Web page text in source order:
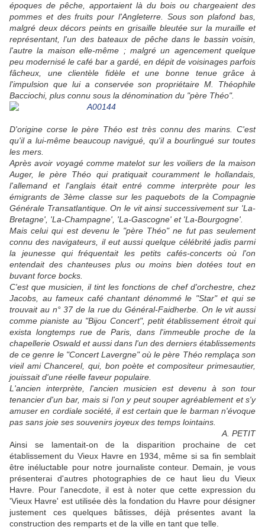
époques de pêche, apportaient là du bois ou chargeaient des
pommes et des fruits pour l'Angleterre. Sous son plafond bas,
malgré deux décors peints en grisaille bleutée sur la muraille et
représentant, l'un des bateaux de pêche dans le bassin voisin,
l'autre la maison elle-même ; malgré un agencement quelque
peu modernisé le café bar a gardé, en dépit de voisinages parfois
fâcheux, une clientèle fidèle et une bonne tenue grâce à
l'impulsion que lui a conservée son propriétaire M. Théophile
Bacciochi, plus connu sous la dénomination du "père Théo".
D'origine corse le père Théo est très connu des marins. C'est
qu'il a lui-même beaucoup navigué, qu'il a bourlingué sur toutes
les mers.
Après avoir voyagé comme matelot sur les voiliers de la maison
Auger, le père Théo qui pratiquait couramment le hollandais,
l'allemand et l'anglais était entré comme interprète pour les
émigrants de 3ème classe sur les paquebots de la Compagnie
Générale Transatlantique. On le vit ainsi successivement sur 'La-
Bretagne', 'La-Champagne', 'La-Gascogne' et 'La-Bourgogne'.
Mais celui qui est devenu le "père Théo" ne fut pas seulement
connu des navigateurs, il eut aussi quelque célébrité jadis parmi
la jeunesse qui fréquentait les petits cafés-concerts où l'on
entendait des chanteuses plus ou moins bien dotées tout en
buvant force bocks.
C'est que musicien, il tint les fonctions de chef d'orchestre, chez
Jacobs, au fameux café chantant dénommé le "Star" et qui se
trouvait au n° 37 de la rue du Général-Faidherbe. On le vit aussi
comme pianiste au "Bijou Concert", petit établissement étroit qui
exista longtemps rue de Paris, dans l'immeuble proche de la
chapellerie Oswald et aussi dans l'un des derniers établissements
de ce genre le "Concert Lavergne" où le père Théo remplaça son
vieil ami Chancerel, qui, bon poète et compositeur primesautier,
jouissait d'une réelle faveur populaire.
L'ancien interprète, l'ancien musicien est devenu à son tour
tenancier d'un bar, mais si l'on y peut souper agréablement et s'y
amuser en cordiale société, il est certain que le barman n'évoque
pas sans joie ses souvenirs joyeux des temps lointains.
A. PETIT
Ainsi se lamentait-on de la disparition prochaine de cet
établissement du Vieux Havre en 1934, même si sa fin semblait
être inéluctable pour notre journaliste conteur. Demain, je vous
présenterai d'autres photographies de ce haut lieu du Vieux
Havre. Pour l'anecdote, il est à noter que cette expression du
'Vieux Havre' est utilisée dès la fondation du Havre pour désigner
justement ces quelques bâtisses, déjà présentes avant la
construction des remparts et de la ville en tant que telle.